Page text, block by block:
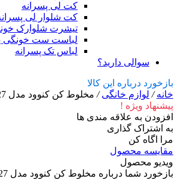
کت لی پسرانه
کت شلوار لی
تیشرت شلوارک
لباست ست خونگی
لباس تک پسرانه
سوالی دارید؟
بازخورد درباره این کالا
خانه/ لوازم خانگی/ مخلوط کن کنوود مدل SB327
پیشنهاد ویژه !
افزودن به علاقه مندی ها
به اشتراک گذاری
مرا اگاه کن
مقایسه محصول
ویدیو محصول
بازخورد شما درباره مخلوط کن کنوود مدل SB327